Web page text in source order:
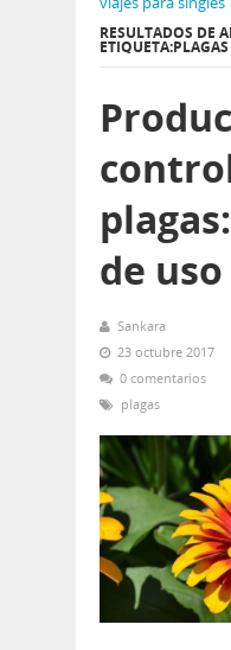
RESULTADOS DE
ETIQUETA:PLAGAS
de uso
Sankara
23 octubre 2017
0 comentarios
plagas